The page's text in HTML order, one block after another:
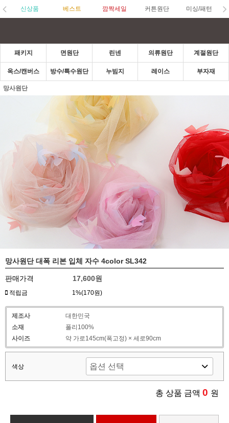
신상품 베스트 깜짝세일 커튼원단 미싱/패턴
패키지 면원단 린넨 의류원단 계절원단
옥스/캔버스 방수/특수원단 누빔지 레이스 부자재
망사원단
망사원단 대폭 리본 입체 자수 4color SL342
판매가격 17,600원
적립금 1%(170원)
제조사
대한민국
소재
폴리100%
사이즈
약 가로145cm(폭고정) × 세로90cm
색상
총 상품 금액 0 원